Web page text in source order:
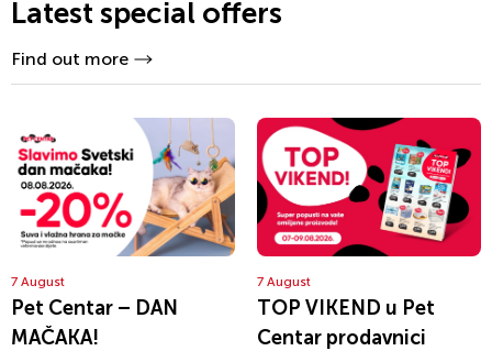
Latest special offers
Find out more
7 August
Pet Centar – DAN
MAČAKA!
7 August
TOP VIKEND u Pet
Centar prodavnici